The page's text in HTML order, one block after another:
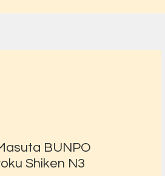
BUNPO
Shiken N3